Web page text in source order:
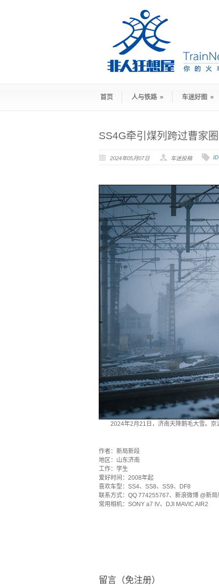
首页 人与铁路 » 车迷好图 »
SS4G牵引煤列跨过曹家
2024年05月07日 车迷投稿
2024年2月21日，济南天降鹅毛大雪。
作者：新局新段
地区：山东济南
工作：学生
爱好时间：2008年起
喜欢车型：SS4、SS8、SS9、DF8
联系方式：QQ 774255767、新浪微博 @新局
常用相机：SONY a7 IV、DJI MAVIC AIR2
留言（免注册）